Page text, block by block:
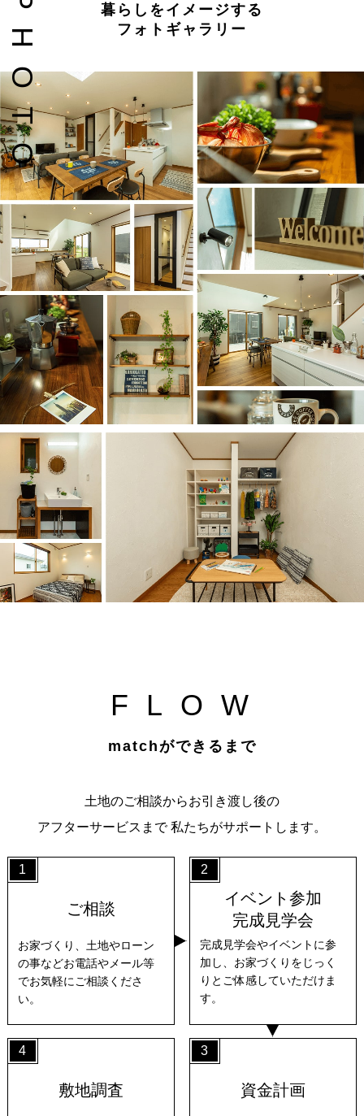
H
O
T
O
暮らしをイメージする
フォトギャラリー
F L O W
matchができるまで
土地のご相談からお引き渡し後の
アフターサービスまで私たちがサポートします。
1
ご相談
お家づくり、土地やローン
の事などお電話やメール等
でお気軽にご相談くださ
い。
2
イベント参加
完成見学会
完成見学会やイベントに参
加し、お家づくりをじっく
りとご体感していただけま
す。
4
敷地調査
3
資金計画